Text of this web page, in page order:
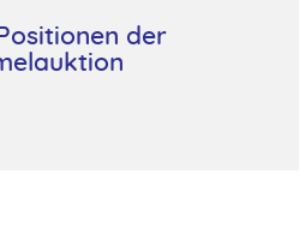
der